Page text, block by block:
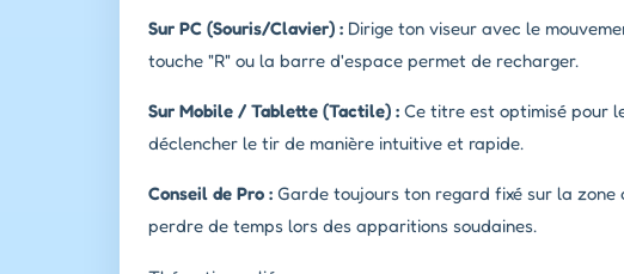
Sur PC (Souris/Clavier) : Dirige ton viseur avec le
touche "R" ou la barre d'espace permet de recharger.
Sur Mobile / Tablette (Tactile) : Ce titre est optimisé pour
déclencher le tir de manière intuitive et rapide.
Conseil de Pro : Garde toujours ton regard fixé sur la
perdre de temps lors des apparitions soudaines.